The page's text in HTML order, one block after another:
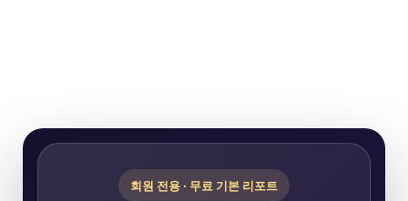
회원 전용 · 무료 기본 리포트